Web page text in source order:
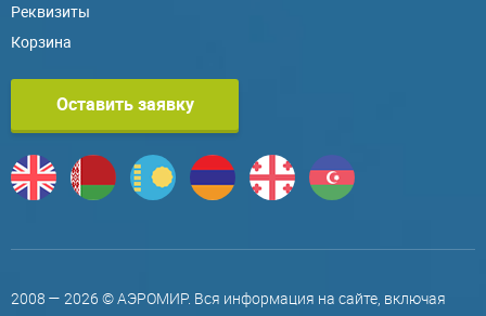
Реквизиты
Корзина
Оставить заявку
2008 — 2026 © АЭРОМИР. Вся информация на сайте, включая